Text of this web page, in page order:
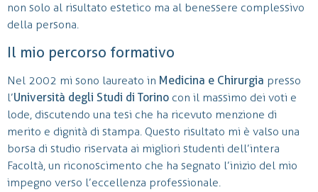
non solo al risultato estetico ma al benessere complessivo
della persona.
Il mio percorso formativo
Nel 2002 mi sono laureato in Medicina e Chirurgia presso
l’Università degli Studi di Torino con il massimo dei voti e
lode, discutendo una tesi che ha ricevuto menzione di
merito e dignità di stampa. Questo risultato mi è valso una
borsa di studio riservata ai migliori studenti dell’intera
Facoltà, un riconoscimento che ha segnato l’inizio del mio
impegno verso l’eccellenza professionale.